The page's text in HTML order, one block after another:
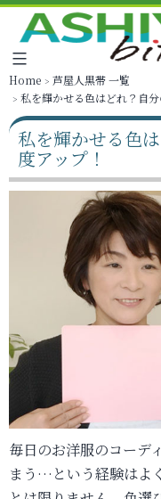
Home
芦屋人黒帯 一覧
私を輝かせる色はどれ？自
私を輝かせる色
度アップ！
毎日のお洋服のコーデ
まう…という経験はよ